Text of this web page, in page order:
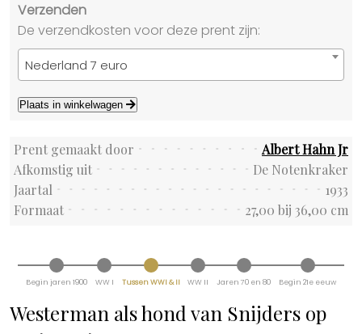
Verzenden
De verzendkosten voor deze prent zijn:
Nederland 7 euro
Plaats in winkelwagen
Prent gemaakt door
Albert Hahn Jr
Afkomstig uit
De Notenkraker
Jaartal
1933
Formaat
27,00 bij 36,00 cm
Begin jaren 1900 WW I Tussen WWI & II WW II Jaren 70 en 80 Begin 21e eeuw
Westerman als hond van Snijders op